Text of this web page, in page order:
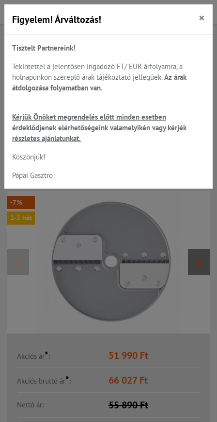
Főoldal Termékek
Zöldség - gyümölcs feldolgozók, Robot-Coupe
Robot-Coupe tárcsák, teljes típus választéka
Julienne tárcsák CL50;CL52;CL55;CL60;
Robot-Coupe - 1*8mm JULIENNE
vágó tárcsa CL50; CL52; CL55;
CL60
-7%
2-3 hét
Akciós ár*: 51 990 Ft
Akciós bruttó ár*: 66 027 Ft
Nettó ár: 55 890Ft
Figyelem! Árváltozás! ×
Tisztelt Partnereink!
Tekintettel a jelentősen ingadozó FT/ EUR árfolyamra, a
holnapunkon szereplő árak tájékoztató jellegűek. Az árak
átdolgozása folyamatban van.
Kérjük Önöket megrendelés előtt minden esetben
érdeklődjenek elérhetőségeink valamelyikén vagy kérjék
részletes ajánlatunkat.
Köszönjük!
Pápai Gasztro